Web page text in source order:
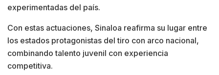
experimentadas del país.
Con estas actuaciones, Sinaloa reafirma su lugar entre
los estados protagonistas del tiro con arco nacional,
combinando talento juvenil con experiencia
competitiva.